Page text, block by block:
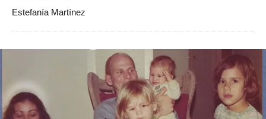
Estefanía Martínez